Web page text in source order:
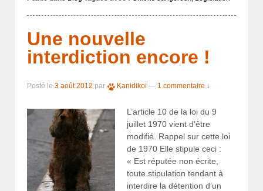
Une nouvelle
interdiction encore !
Posté le 3 août 2012 par Kanidikoi — 1 commentaire ↓
L’article 10 de la loi du 9
juillet 1970 vient d’être
modifié. Rappel sur cette loi
de 1970 Elle stipule ceci :
« Est réputée non écrite,
toute stipulation tendant à
interdire la détention d’un